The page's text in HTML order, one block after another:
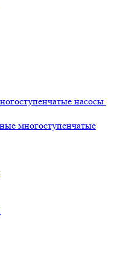
насосы
многоступенчатые